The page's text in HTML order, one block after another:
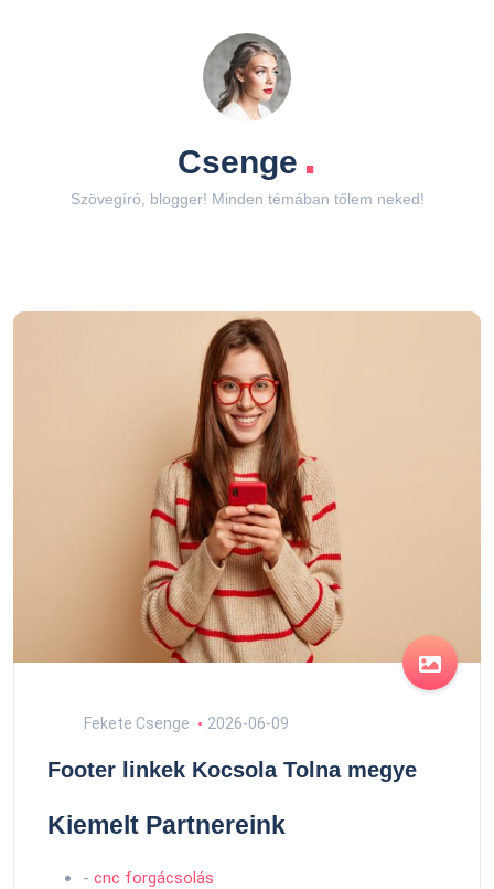
Csenge .
Szövegíró, blogger! Minden témában tőlem neked!
Fekete Csenge 2026-06-09
Footer linkek Kocsola Tolna megye
Kiemelt Partnereink
- cnc forgácsolás